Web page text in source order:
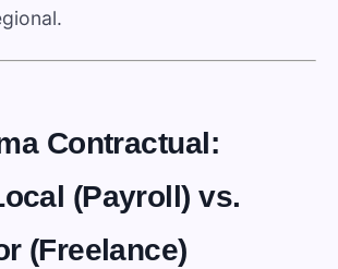
Contractual:
(Payroll) vs.
(Freelance)